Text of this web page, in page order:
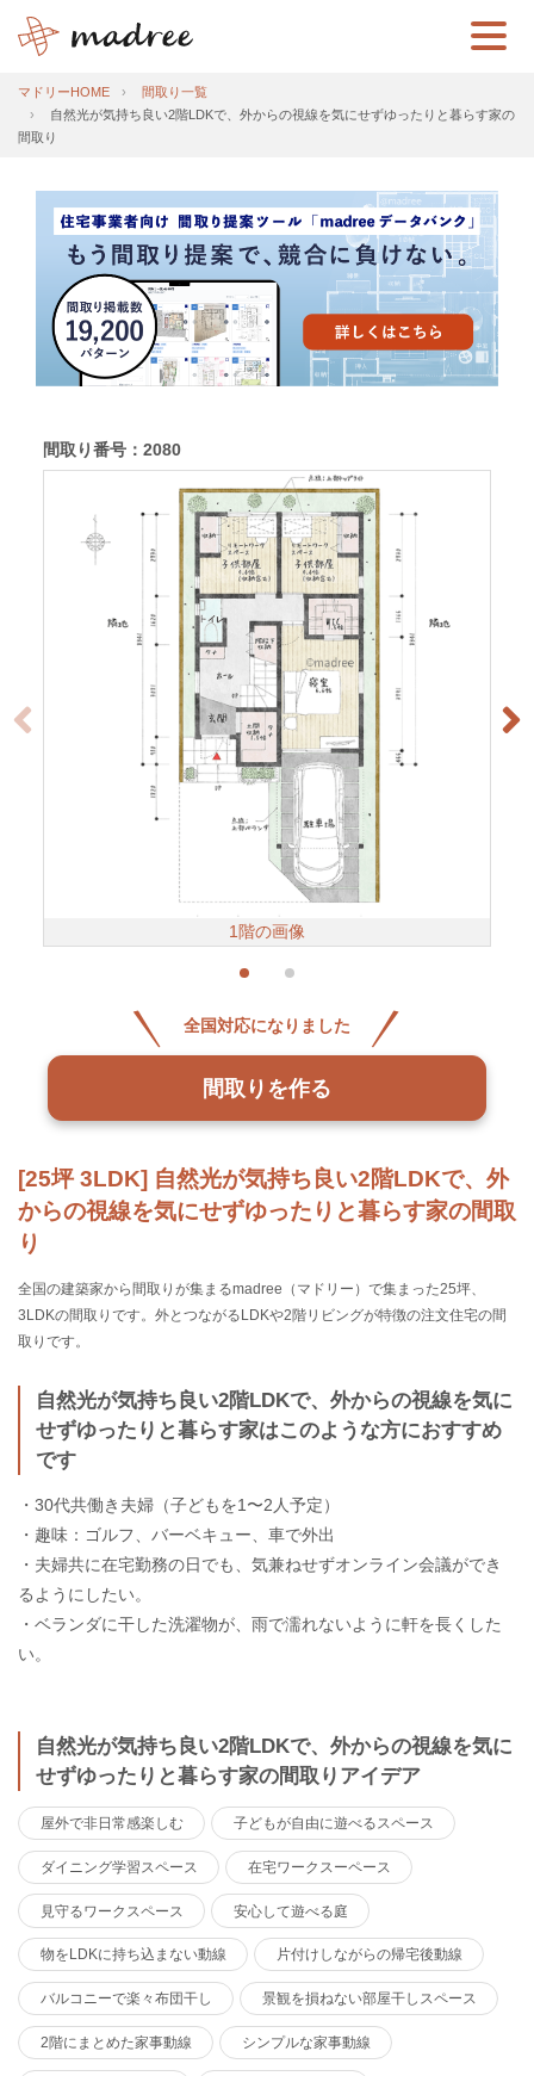
マドリーHOME
間取り一覧
自然光が気持ち良い2階LDKで、外からの視線を気にせずゆったりと暮らす家の
間取り
[25坪 3LDK] 自然光が気持ち良い2階LDKで、外
からの視線を気にせずゆったりと暮らす家の間取
り
全国の建築家から間取りが集まるmadree（マドリー）で集まった25坪、
3LDKの間取りです。外とつながるLDKや2階リビングが特徴の注文住宅の間
取りです。
自然光が気持ち良い2階LDKで、外からの視線を気に
せずゆったりと暮らす家はこのような方におすすめ
です
・30代共働き夫婦（子どもを1〜2人予定）
・趣味：ゴルフ、バーベキュー、車で外出
・夫婦共に在宅勤務の日でも、気兼ねせずオンライン会議ができ
るようにしたい。
・ベランダに干した洗濯物が、雨で濡れないように軒を長くした
い。
自然光が気持ち良い2階LDKで、外からの視線を気に
せずゆったりと暮らす家の間取りアイデア
屋外で非日常感楽しむ 子どもが自由に遊べるスペース
ダイニング学習スペース 在宅ワークスーペース
見守るワークスペース 安心して遊べる庭
物をLDKに持ち込まない動線 片付けしながらの帰宅後動線
バルコニーで楽々布団干し 景観を損ねない部屋干しスペース
2階にまとめた家事動線 シンプルな家事動線
間取り番号：2080
1階の画像
全国対応になりました
間取りを作る